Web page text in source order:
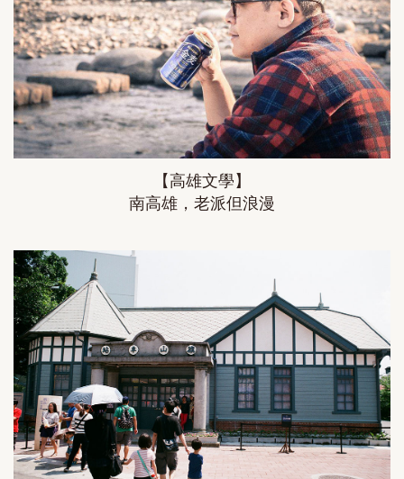
【高雄文學】
南高雄，老派但浪漫